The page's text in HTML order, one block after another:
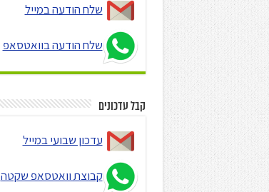
שלח הודעה במייל
שלח הודעה בוואטסאפ
קבל עדכונים
עדכון שבועי במייל
קבוצת וואטסאפ שקטה